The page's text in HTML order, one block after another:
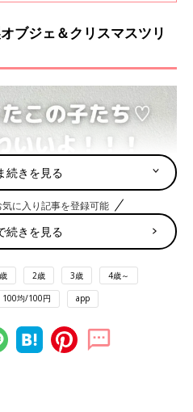
ゃが揃っていて、ママ達の間で話
ちゃをご紹介します。
ブジェ＆クリスマスツリ
続きを見る
に入り記事を登録可能
続きを見る
2歳 3歳 4歳～
100均/100円 app